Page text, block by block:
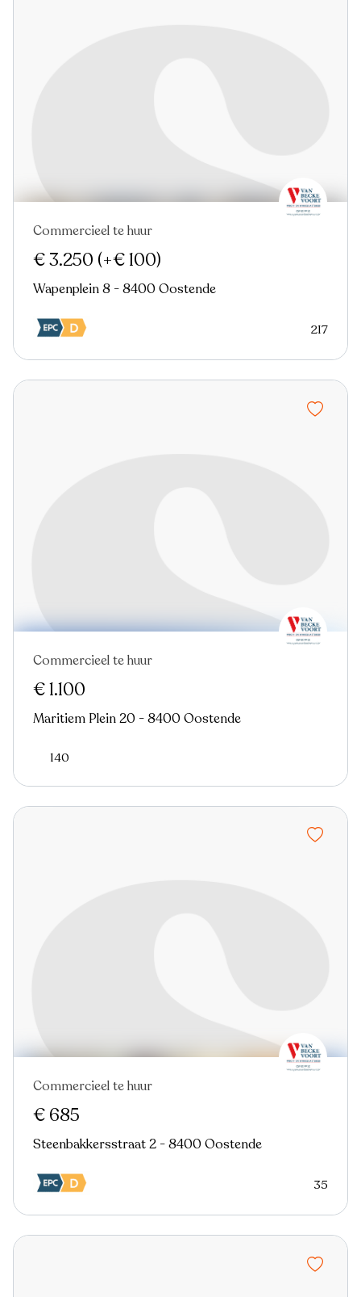
Nieuw
Commercieel te huur
€ 3.250 (+€ 100)
Wapenplein 8 - 8400 Oostende
217
Nieuw
Commercieel te huur
€ 1.100
Maritiem Plein 20 - 8400 Oostende
140
Nieuw
Commercieel te huur
€ 685
Steenbakkersstraat 2 - 8400 Oostende
35